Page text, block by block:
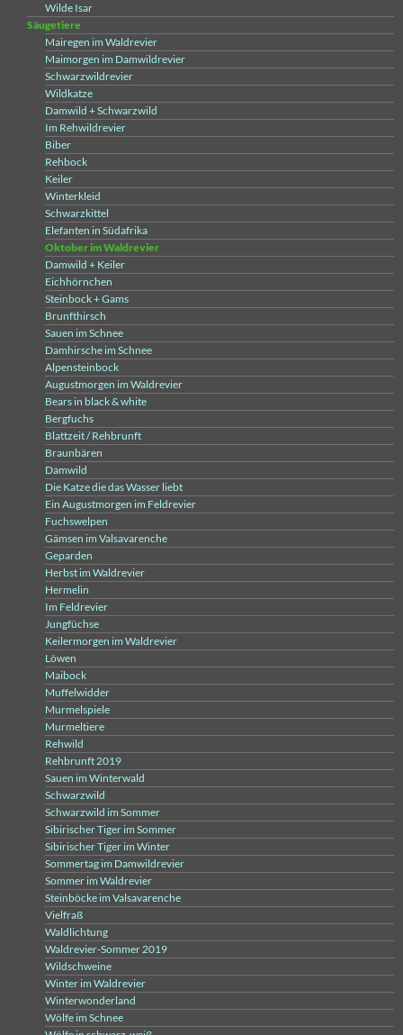
Wilde Isar
Säugetiere
Mairegen im Waldrevier
Maimorgen im Damwildrevier
Schwarzwildrevier
Wildkatze
Damwild + Schwarzwild
Im Rehwildrevier
Biber
Rehbock
Keiler
Winterkleid
Schwarzkittel
Elefanten in Südafrika
Oktober im Waldrevier
Damwild + Keiler
Eichhörnchen
Steinbock + Gams
Brunfthirsch
Sauen im Schnee
Damhirsche im Schnee
Alpensteinbock
Augustmorgen im Waldrevier
Bears in black & white
Bergfuchs
Blattzeit / Rehbrunft
Braunbären
Damwild
Die Katze die das Wasser liebt
Ein Augustmorgen im Feldrevier
Fuchswelpen
Gämsen im Valsavarenche
Geparden
Herbst im Waldrevier
Hermelin
Im Feldrevier
Jungfüchse
Keilermorgen im Waldrevier
Löwen
Maibock
Muffelwidder
Murmelspiele
Murmeltiere
Rehwild
Rehbrunft 2019
Sauen im Winterwald
Schwarzwild
Schwarzwild im Sommer
Sibirischer Tiger im Sommer
Sibirischer Tiger im Winter
Sommertag im Damwildrevier
Sommer im Waldrevier
Steinböcke im Valsavarenche
Vielfraß
Waldlichtung
Waldrevier-Sommer 2019
Wildschweine
Winter im Waldrevier
Winterwonderland
Wölfe im Schnee